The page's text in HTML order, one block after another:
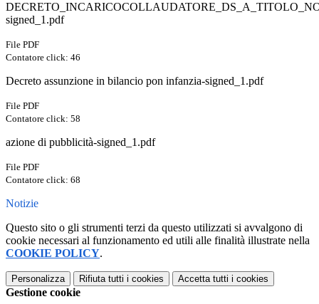
signed_1.pdf
File PDF
Contatore click: 46
Decreto assunzione in bilancio pon infanzia-signed_1.pdf
File PDF
Contatore click: 58
azione di pubblicità-signed_1.pdf
File PDF
Contatore click: 68
Notizie
Questo sito o gli strumenti terzi da questo utilizzati si avvalgono di
cookie necessari al funzionamento ed utili alle finalità illustrate nella
COOKIE POLICY.
Personalizza Rifiuta tutti i cookies Accetta tutti i cookies
Gestione cookie